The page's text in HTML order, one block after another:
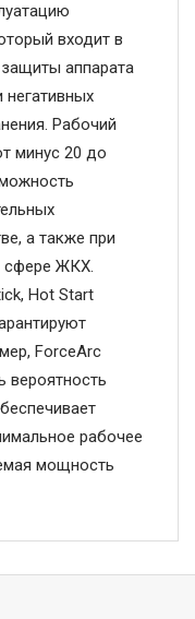
входит в
аппарата
негативных
Рабочий
минус 20 до
а также при
сфере ЖКХ.
Hot Start
ForceArc
вероятность
рабочее
мощность